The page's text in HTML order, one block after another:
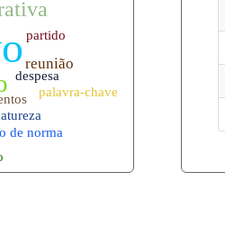
05-08-2026
05-08-2026
05-08-2026
05-08-2026